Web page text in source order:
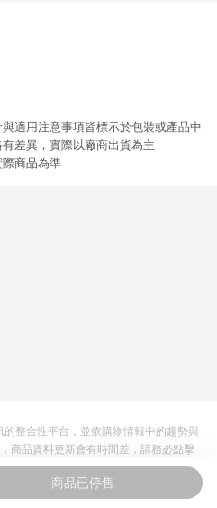
。 5. 回饋點數計算將排除訂
服中心，並由康達盛通生活
喜好。
適用注意事項皆標示於包裝或產品中
差異，實際以廠商出貨為主
商品為準
商品已停售
整合性平台，並依購物情報中的趨勢與
商品資料更新會有時間差，請務必點擊
購物條件，一切資訊以合作廠商網頁為